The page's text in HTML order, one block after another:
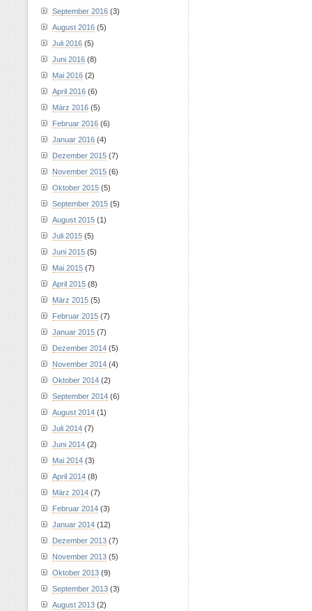
September 2016 (3)
August 2016 (5)
Juli 2016 (5)
Juni 2016 (8)
Mai 2016 (2)
April 2016 (6)
März 2016 (5)
Februar 2016 (6)
Januar 2016 (4)
Dezember 2015 (7)
November 2015 (6)
Oktober 2015 (5)
September 2015 (5)
August 2015 (1)
Juli 2015 (5)
Juni 2015 (5)
Mai 2015 (7)
April 2015 (8)
März 2015 (5)
Februar 2015 (7)
Januar 2015 (7)
Dezember 2014 (5)
November 2014 (4)
Oktober 2014 (2)
September 2014 (6)
August 2014 (1)
Juli 2014 (7)
Juni 2014 (2)
Mai 2014 (3)
April 2014 (8)
März 2014 (7)
Februar 2014 (3)
Januar 2014 (12)
Dezember 2013 (7)
November 2013 (5)
Oktober 2013 (9)
September 2013 (3)
August 2013 (2)